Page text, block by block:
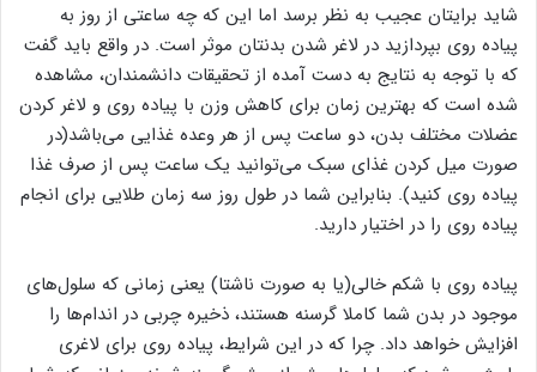
شاید برایتان عجیب به نظر برسد اما این که چه ساعتی از روز به
پیاده روی بپردازید در لاغر شدن بدنتان موثر است. در واقع باید گفت
که با توجه به نتایج به دست آمده از تحقیقات دانشمندان، مشاهده
شده است که بهترین زمان برای کاهش وزن با پیاده روی و لاغر کردن
عضلات مختلف بدن، دو ساعت پس از هر وعده غذایی می‌باشد(در
صورت میل کردن غذای سبک می‌توانید یک ساعت پس از صرف غذا
پیاده روی کنید). بنابراین شما در طول روز سه زمان طلایی برای انجام
پیاده روی را در اختیار دارید.
پیاده روی با شکم خالی(یا به صورت ناشتا) یعنی زمانی که سلول‌های
موجود در بدن شما کاملا گرسنه هستند، ذخیره چربی در اندام‌ها را
افزایش خواهد داد. چرا که در این شرایط، پیاده روی برای لاغری